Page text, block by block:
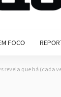
FOCO
revela que há (cada